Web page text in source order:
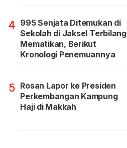
4 995 Senjata Ditemukan di
Sekolah di Jaksel Terbilang
Mematikan, Berikut
Kronologi Penemuannya
5 Rosan Lapor ke Presiden
Perkembangan Kampung
Haji di Makkah